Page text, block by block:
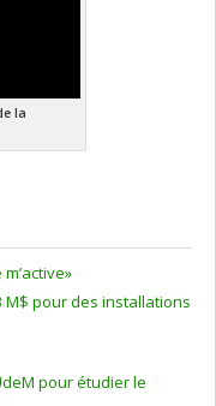
la
M$ pour des installations
pour étudier le